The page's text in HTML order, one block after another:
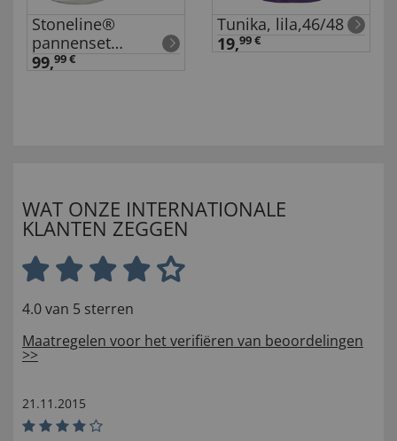
Stoneline®
pannenset
'Professional' Set
99,99 €
Tunika, lila,46/48
19,99 €
WAT ONZE INTERNATIONALE
KLANTEN ZEGGEN
4.0 van 5 sterren
Maatregelen voor het verifiëren van beoordelingen
>>
21.11.2015